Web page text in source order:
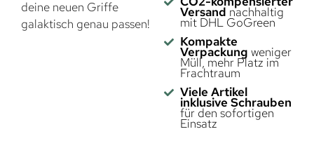
deine neuen Griffe
galaktisch genau passen!
Versand nachhaltig
mit DHL GoGreen
Kompakte
Verpackung weniger
Müll, mehr Platz im
Frachtraum
Viele Artikel
inklusive Schrauben
für den sofortigen
Einsatz